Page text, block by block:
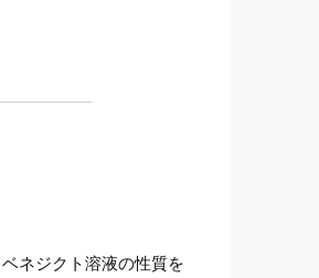
ネジクト溶液の性質を